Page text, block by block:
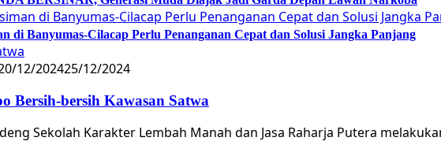
di Banyumas-Cilacap Perlu Penanganan Cepat dan Solusi Jangka Panjang
12/202425/12/2024
Bersih-bersih Kawasan Satwa
Sekolah Karakter Lembah Manah dan Jasa Raharja Putera